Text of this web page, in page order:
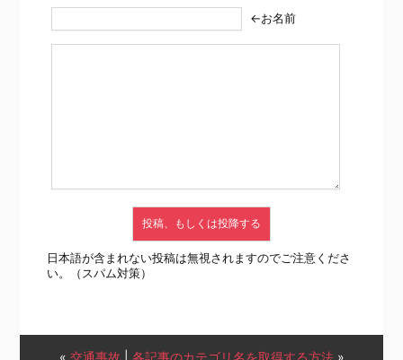
←お名前
日本語が含まれない投稿は無視されますのでご注意くださ
い。（スパム対策）
« 交通事故 各記事のカテゴリ名を取得する方法»